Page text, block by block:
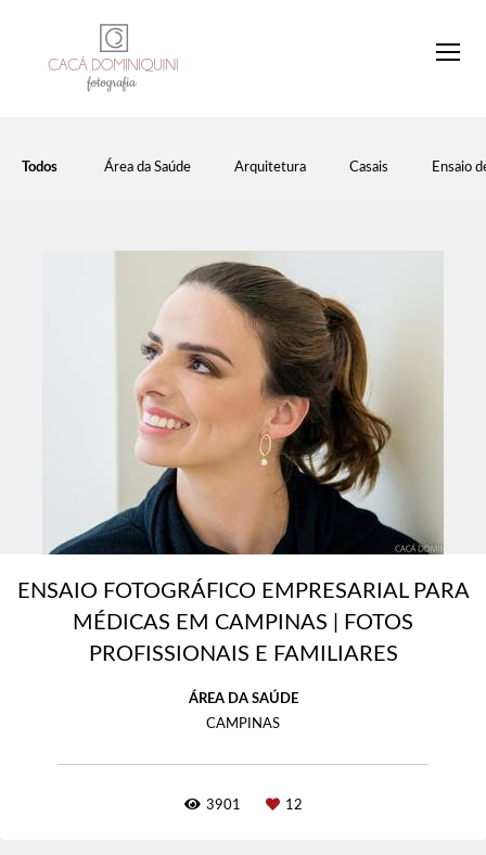
Todos Área da Saúde Arquitetura Casais Ensaio
ENSAIO FOTOGRÁFICO EMPRESARIAL PARA
MÉDICAS EM CAMPINAS | FOTOS
PROFISSIONAIS E FAMILIARES
ÁREA DA SAÚDE
CAMPINAS
3901 12